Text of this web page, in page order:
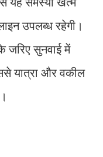
उपलब्ध रहेगी।
जरिए सुनवाई में
यात्रा और वकील